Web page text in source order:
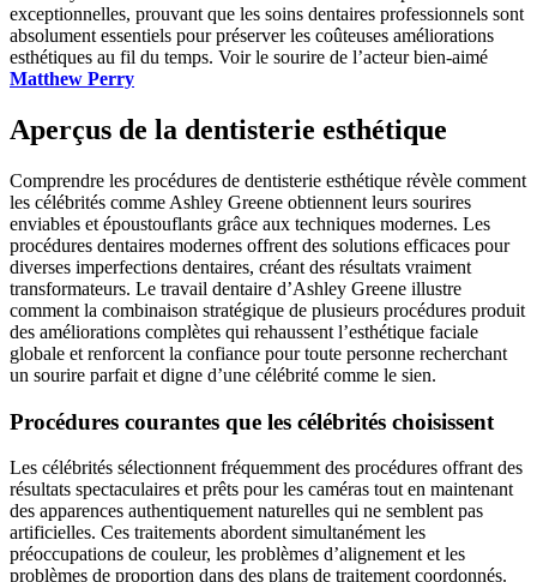
exceptionnelles, prouvant que les soins dentaires professionnels sont
absolument essentiels pour préserver les coûteuses améliorations
esthétiques au fil du temps. Voir le sourire de l’acteur bien-aimé
Matthew Perry
Aperçus de la dentisterie esthétique
Comprendre les procédures de dentisterie esthétique révèle comment
les célébrités comme Ashley Greene obtiennent leurs sourires
enviables et époustouflants grâce aux techniques modernes. Les
procédures dentaires modernes offrent des solutions efficaces pour
diverses imperfections dentaires, créant des résultats vraiment
transformateurs. Le travail dentaire d’Ashley Greene illustre
comment la combinaison stratégique de plusieurs procédures produit
des améliorations complètes qui rehaussent l’esthétique faciale
globale et renforcent la confiance pour toute personne recherchant
un sourire parfait et digne d’une célébrité comme le sien.
Procédures courantes que les célébrités choisissent
Les célébrités sélectionnent fréquemment des procédures offrant des
résultats spectaculaires et prêts pour les caméras tout en maintenant
des apparences authentiquement naturelles qui ne semblent pas
artificielles. Ces traitements abordent simultanément les
préoccupations de couleur, les problèmes d’alignement et les
problèmes de proportion dans des plans de traitement coordonnés.